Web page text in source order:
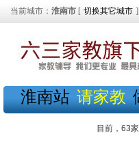
当前城市： 淮南市 [ 切换其它城市
淮南站 请家教
目前，63